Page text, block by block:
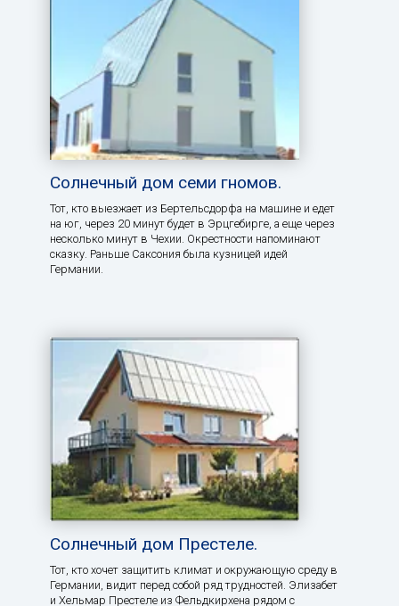
Солнечный дом семи гномов.
Тот, кто выезжает из Бертельсдорфа на машине и едет
на юг, через 20 минут будет в Эрцгебирге, а еще через
несколько минут в Чехии. Окрестности напоминают
сказку. Раньше Саксония была кузницей идей
Германии.
Солнечный дом Престеле.
Тот, кто хочет защитить климат и окружающую среду в
Германии, видит перед собой ряд трудностей. Элизабет
и Хельмар Престеле из Фельдкирхена рядом с